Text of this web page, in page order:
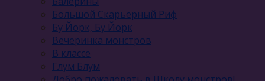
Большой Скарьерный Риф
Бу Йорк, Бу Йорк
Вечеринка монстров
В классе
Глум Блум